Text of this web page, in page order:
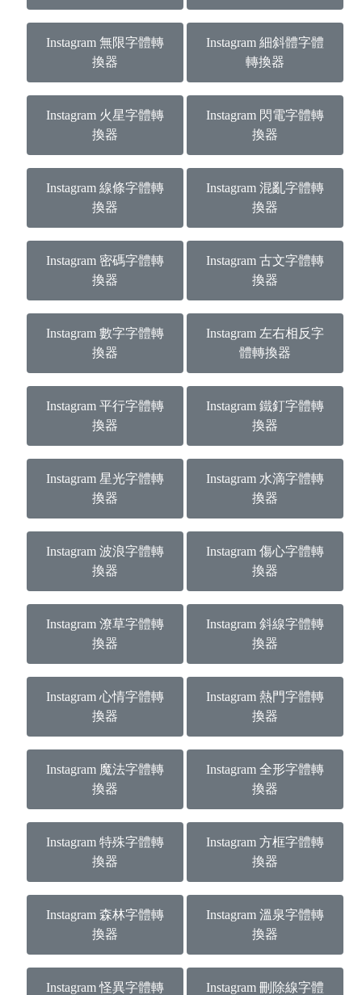
Instagram 無限字體轉
換器
Instagram 細斜體字體
轉換器
Instagram 火星字體轉
換器
Instagram 閃電字體轉
換器
Instagram 線條字體轉
換器
Instagram 混亂字體轉
換器
Instagram 密碼字體轉
換器
Instagram 古文字體轉
換器
Instagram 數字字體轉
換器
Instagram 左右相反字
體轉換器
Instagram 平行字體轉
換器
Instagram 鐵釘字體轉
換器
Instagram 星光字體轉
換器
Instagram 水滴字體轉
換器
Instagram 波浪字體轉
換器
Instagram 傷心字體轉
換器
Instagram 潦草字體轉
換器
Instagram 斜線字體轉
換器
Instagram 心情字體轉
換器
Instagram 熱門字體轉
換器
Instagram 魔法字體轉
換器
Instagram 全形字體轉
換器
Instagram 特殊字體轉
換器
Instagram 方框字體轉
換器
Instagram 森林字體轉
換器
Instagram 溫泉字體轉
換器
Instagram 怪異字體轉
Instagram 刪除線字體